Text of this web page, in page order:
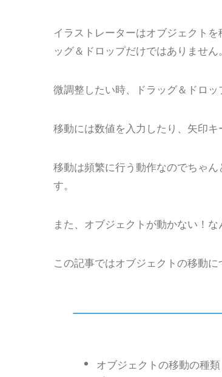
イラストレーターはオブジェクト
ッグ＆ドロップだけではありません。
微調整したい時、ドラッグ＆ドロッ
移動には数値を入力したり、矢印キ
移動は頻繁に行う動作なのでちゃ
す。
また、オブジェクトが動かない！
この記事ではオブジェクトの移動に
オブジェクトの移動の種類